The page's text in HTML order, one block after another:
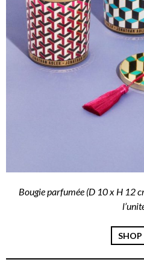
Bougie parfumée (D 10 x H 12
SHOP